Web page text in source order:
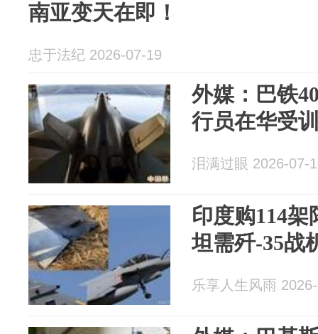
南亚变天在即！
忠于法纪 2026-07-19
外媒：巴铁
行员在华受
泪满过眼 2026-07-
印度购114
坦需歼-35战
乐享人生风雨